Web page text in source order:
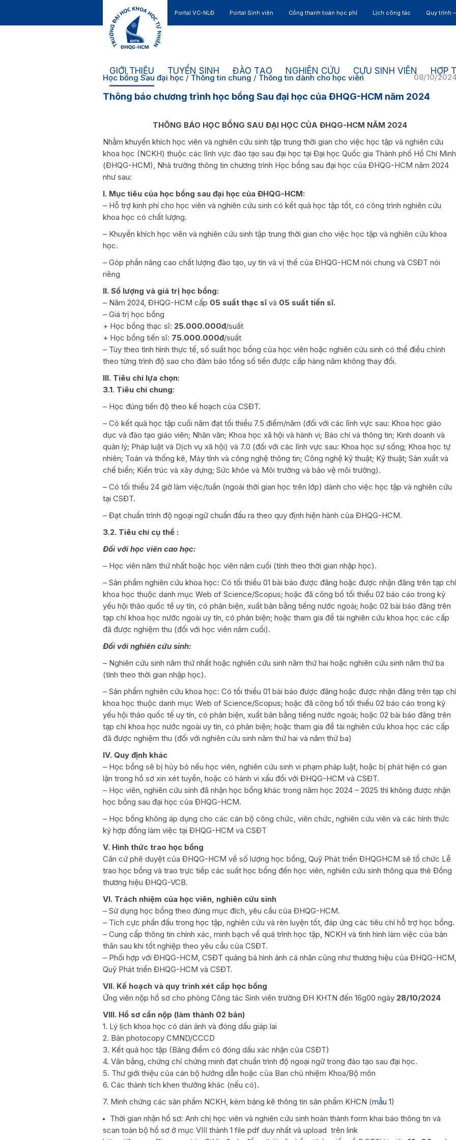
Portal VC-NLĐ Portal Sinh viên Cổng thanh toán học phí Lịch công tác Quy trình
GIỚI THIỆU TUYỂN SINH ĐÀO TẠO NGHIÊN CỨU CỰU SINH VIÊN HỢP
08/10/
Học bổng Sau đại học / Thông tin chung / Thông tin dành cho học viên
Thông báo chương trình học bổng Sau đại học của ĐHQG-HCM năm 2024
THÔNG BÁO HỌC BỔNG SAU ĐẠI HỌC CỦA ĐHQG-HCM NĂM 2024
Nhằm khuyến khích học viên và nghiên cứu sinh tập trung thời gian cho việc học tập và nghiên cứu
khoa học (NCKH) thuộc các lĩnh vực đào tạo sau đại học tại Đại học Quốc gia Thành phố Hồ Chí Minh
(ĐHQG-HCM), Nhà trường thông tin chương trình Học bổng sau đại học của ĐHQG-HCM năm 2024
như sau:
I. Mục tiêu của học bổng sau đại học của ĐHQG-HCM:
– Hỗ trợ kinh phí cho học viên và nghiên cứu sinh có kết quả học tập tốt, có công trình nghiên cứu
khoa học có chất lượng.
– Khuyến khích học viên và nghiên cứu sinh tập trung thời gian cho việc học tập và nghiên cứu khoa
học.
– Góp phần nâng cao chất lượng đào tạo, uy tín và vị thế của ĐHQG-HCM nói chung và CSĐT nói
riêng
II. Số lượng và giá trị học bổng:
– Năm 2024, ĐHQG-HCM cấp 05 suất thạc sĩvà 05 suất tiến sĩ.
– Giá trị học bổng
+ Học bổng thạc sĩ: 25.000.000đ/suất
+ Học bổng tiến sĩ: 75.000.000đ/suất
– Tùy theo tình hình thực tế, số suất học bổng của học viên hoặc nghiên cứu sinh có thể điều chỉnh
theo từng trình độ sao cho đảm bảo tổng số tiền được cấp hàng năm không thay đổi.
III. Tiêu chí lựa chọn:
3.1. Tiêu chí chung:
– Học đúng tiến độ theo kế hoạch của CSĐT.
– Có kết quả học tập cuối năm đạt tối thiểu 7.5 điểm/năm (đối với các lĩnh vực sau: Khoa học giáo
dục và đào tạo giáo viên; Nhân văn; Khoa học xã hội và hành vi; Báo chí và thông tin; Kinh doanh và
quản lý; Pháp luật và Dịch vụ xã hội) và 7.0 (đối với các lĩnh vực sau: Khoa học sự sống; Khoa học tự
nhiên; Toán và thống kê, Máy tính và công nghệ thông tin; Công nghệ kỹ thuật; Kỹ thuật; Sản xuất và
chế biến; Kiến trúc và xây dựng; Sức khỏe và Môi trường và bảo vệ môi trường).
– Có tối thiểu 24 giờ làm việc/tuần (ngoài thời gian học trên lớp) dành cho việc học tập và nghiên cứu
tại CSĐT.
– Đạt chuẩn trình độ ngoại ngữ chuẩn đầu ra theo quy định hiện hành của ĐHQG-HCM.
3.2. Tiêu chí cụ thể :
Đối với học viên cao học:
– Học viên năm thứ nhất hoặc học viên năm cuối (tính theo thời gian nhập học).
– Sản phẩm nghiên cứu khoa học: Có tối thiểu 01 bài báo được đăng hoặc được nhận đăng trên tạp chí
khoa học thuộc danh mục Web of Science/Scopus; hoặc đã công bố tối thiểu 02 báo cáo trong kỷ
yếu hội thảo quốc tế uy tín, có phản biện, xuất bản bằng tiếng nước ngoài; hoặc 02 bài báo đăng trên
tạp chí khoa học nước ngoài uy tín, có phản biện; hoặc tham gia đề tài nghiên cứu khoa học các cấp
đã được nghiệm thu (đối với học viên năm cuối).
Đối với nghiên cứu sinh:
– Nghiên cứu sinh năm thứ nhất hoặc nghiên cứu sinh năm thứ hai hoặc nghiên cứu sinh năm thứ ba
(tính theo thời gian nhập học).
– Sản phẩm nghiên cứu khoa học: Có tối thiểu 01 bài báo được đăng hoặc được nhận đăng trên tạp chí
khoa học thuộc danh mục Web of Science/Scopus; hoặc đã công bố tối thiểu 02 báo cáo trong kỷ
yếu hội thảo quốc tế uy tín, có phản biện, xuất bản bằng tiếng nước ngoài; hoặc 02 bài báo đăng trên
tạp chí khoa học nước ngoài uy tín, có phản biện; hoặc tham gia đề tài nghiên cứu khoa học các cấp
đã được nghiệm thu (đối với nghiên cứu sinh năm thứ hai và năm thứ ba)
IV. Quy định khác
– Học bổng sẽ bị hủy bỏ nếu học viên, nghiên cứu sinh vi phạm pháp luật, hoặc bị phát hiện có gian
lận trong hồ sơ xin xét tuyển, hoặc có hành vi xấu đối với ĐHQG-HCM và CSĐT.
– Học viên, nghiên cứu sinh đã nhận học bổng khác trong năm học 2024 – 2025 thì không được nhận
học bổng sau đại học của ĐHQG-HCM.
– Học bổng không áp dụng cho các cán bộ công chức, viên chức, nghiên cứu viên và các hình thức
ký hợp đồng làm việc tại ĐHQG-HCM và CSĐT
V. Hình thức trao học bổng
Căn cứ phê duyệt của ĐHQG-HCM về số lượng học bổng, Quỹ Phát triển ĐHQGHCM sẽ tổ chức Lễ
trao học bổng và trao trực tiếp các suất học bổng đến học viên, nghiên cứu sinh thông qua thẻ Đồng
thương hiệu ĐHQG-VCB.
VI. Trách nhiệm của học viên, nghiên cứu sinh
– Sử dụng học bổng theo đúng mục đích, yêu cầu của ĐHQG-HCM.
– Tích cực phấn đấu trong học tập, nghiên cứu và rèn luyện tốt, đáp ứng các tiêu chí hỗ trợ học bổng.
– Cung cấp thông tin chính xác, minh bạch về quá trình học tập, NCKH và tình hình làm việc của bản
thân sau khi tốt nghiệp theo yêu cầu của CSĐT.
– Phối hợp với ĐHQG-HCM, CSĐT quảng bá hình ảnh cá nhân cũng như thương hiệu của ĐHQG-HCM,
Quỹ Phát triển ĐHQG-HCM và CSĐT.
VII. Kế hoạch và quy trình xét cấp học bổng
Ứng viên nộp hồ sơ cho phòng Công tác Sinh viên trường ĐH KHTN đến 16g00 ngày 28/10/2024
VIII. Hồ sơ cần nộp (làm thành 02 bản)
1. Lý lịch khoa học có dán ảnh và đóng dấu giáp lai
2. Bản photocopy CMND/CCCD
3. Kết quả học tập (Bảng điểm có đóng dấu xác nhận của CSĐT)
4. Văn bằng, chứng chỉ chứng minh đạt chuẩn trình độ ngoại ngữ trong đào tạo sau đại học.
5. Thư giới thiệu của cán bộ hướng dẫn hoặc của Ban chủ nhiệm Khoa/Bộ môn
6. Các thành tích khen thưởng khác (nếu có).
7. Minh chứng các sản phẩm NCKH, kèm bảng kê thông tin sản phẩm KHCN (mẫu 1)
Thời gian nhận hồ sơ: Anh chị học viên và nghiên cứu sinh hoàn thành form khai báo thông tin và
scan toàn bộ hồ sơ ở mục VIII thành 1 file pdf duy nhất và upload trên link